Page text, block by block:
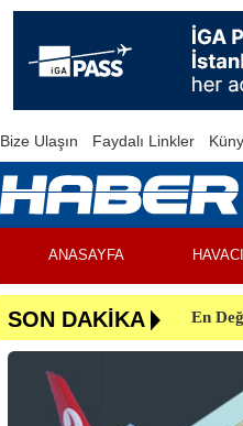
Bize Ulaşın Faydalı Linkler
ANASAYFA
SON DAKİKA
En